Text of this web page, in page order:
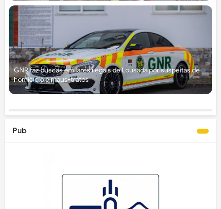
GNR faz buscas em lares ilegais de Lousada por suspeitas de
homicídio e maus-tratos
Pub